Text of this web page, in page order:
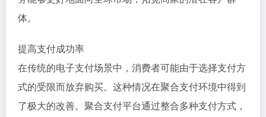
体。
提高支付成功率
在传统的电子支付场景中，消费者可能由于选择支付方
式的受限而放弃购买。这种情况在聚合支付环境中得到
了极大的改善。聚合支付平台通过整合多种支付方式，